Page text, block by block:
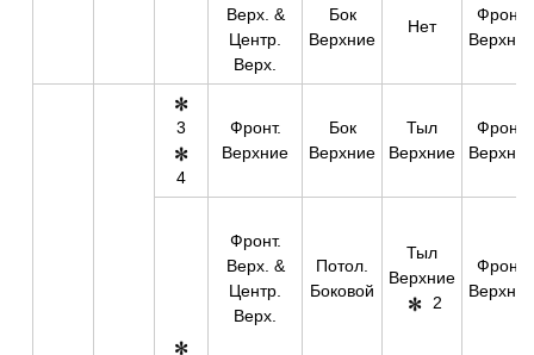
Верх. &
Центр.
Верх.
Бок
Верхние
Нет
Фронт.
Верхние
3
4
Фронт.
Верхние
Бок
Верхние
Тыл
Верхние
Фронт.
Верхние
Фронт.
Верх. &
Центр.
Верх.
Потол.
Боковой
Тыл
Верхние
2
Фронт.
Верхние